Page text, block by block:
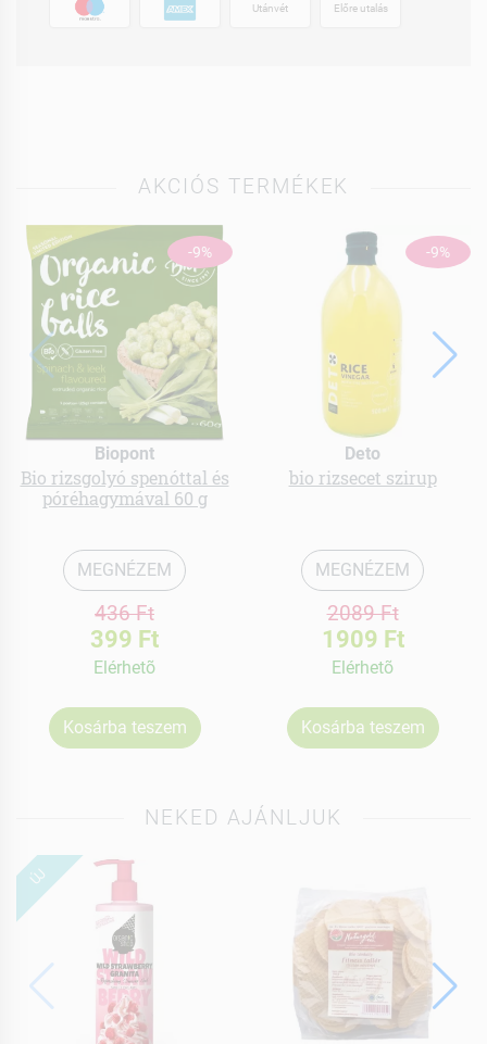
Utánvét Előre utalás
AKCIÓS TERMÉKEK
-9%
Biopont
Bio rizsgolyó spenóttal és
póréhagymával 60 g
MEGNÉZEM
436 Ft
399 Ft
Elérhetõ
Kosárba teszem
-9%
Deto
bio rizsecet szirup
MEGNÉZEM
2089 Ft
1909 Ft
Elérhetõ
Kosárba teszem
NEKED AJÁNLJUK
ÚJ